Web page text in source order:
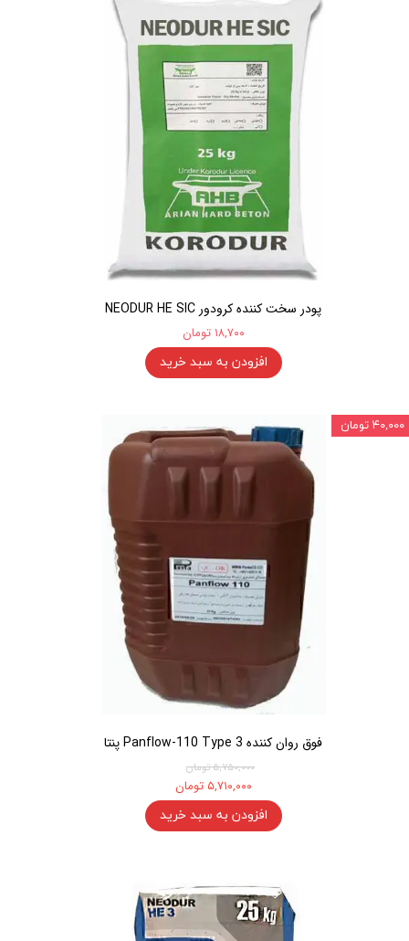
پودر سخت کننده کرودور NEODUR HE SIC
۱۸,۷۰۰ تومان
افزودن به سبد خرید
فوق روان کننده Panflow-110 Type 3 پنتا
۵,۷۵۰,۰۰۰ تومان
۵,۷۱۰,۰۰۰ تومان
افزودن به سبد خرید
۴۰,۰۰۰ تومان